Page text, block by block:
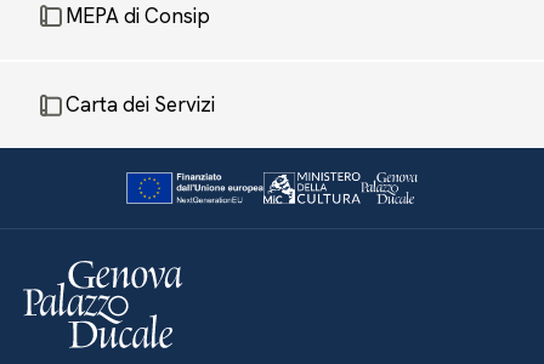
MEPA di Consip
Carta dei Servizi